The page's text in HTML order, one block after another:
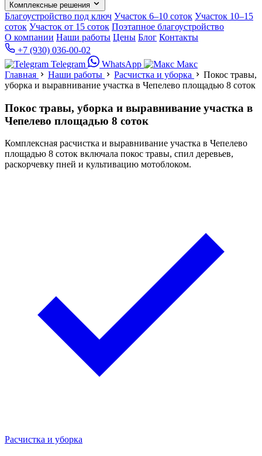
Комплексные решения
Благоустройство под ключ Участок 6–10 соток Участок 10–15
соток Участок от 15 соток Поэтапное благоустройство
О компании Наши работы Цены Блог Контакты
+7 (930) 036-00-02
Telegram
WhatsApp
Макс
Главная
Наши работы Расчистка и уборка
Покос травы,
уборка и выравнивание участка в Чепелево площадью 8 соток
Покос травы, уборка и выравнивание участка в
Чепелево площадью 8 соток
Комплексная расчистка и выравнивание участка в Чепелево
площадью 8 соток включала покос травы, спил деревьев,
раскорчевку пней и культивацию мотоблоком.
Расчистка и уборка